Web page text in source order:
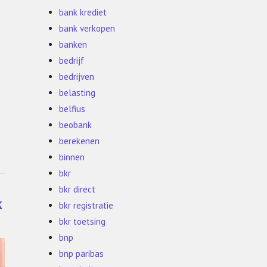
bank krediet
bank verkopen
banken
bedrijf
bedrijven
belasting
belfius
beobank
berekenen
binnen
bkr
bkr direct
bkr registratie
bkr toetsing
bnp
bnp paribas